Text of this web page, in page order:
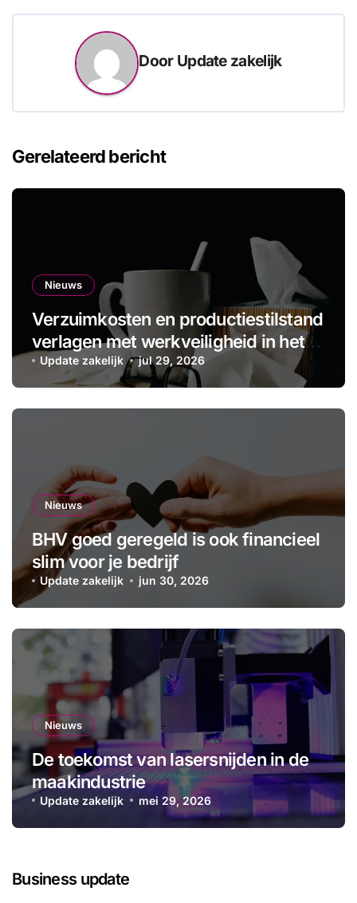
Door Update zakelijk
Gerelateerd bericht
Nieuws
Verzuimkosten en productiestilstand
verlagen met werkveiligheid in het
MKB
Update zakelijk jul 29, 2026
Nieuws
BHV goed geregeld is ook financieel
slim voor je bedrijf
Update zakelijk jun 30, 2026
Nieuws
De toekomst van lasersnijden in de
maakindustrie
Update zakelijk mei 29, 2026
Business update